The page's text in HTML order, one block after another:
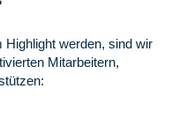
werden, sind wir
Mitarbeitern,